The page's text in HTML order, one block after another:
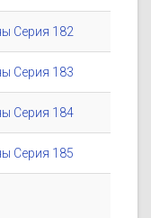
Серия 182
Серия 183
Серия 184
Серия 185